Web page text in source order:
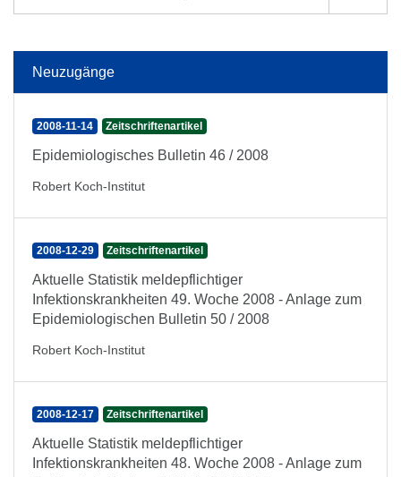
Neuzugänge
2008-11-14 Zeitschriftenartikel
Epidemiologisches Bulletin 46 / 2008
Robert Koch-Institut
2008-12-29 Zeitschriftenartikel
Aktuelle Statistik meldepflichtiger
Infektionskrankheiten 49. Woche 2008 - Anlage zum
Epidemiologischen Bulletin 50 / 2008
Robert Koch-Institut
2008-12-17 Zeitschriftenartikel
Aktuelle Statistik meldepflichtiger
Infektionskrankheiten 48. Woche 2008 - Anlage zum